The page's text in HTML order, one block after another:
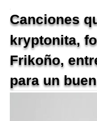
Canciones
kryptonita,
Frikoño,
para un